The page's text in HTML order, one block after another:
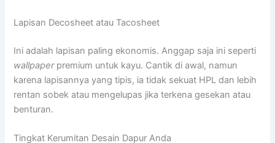
Lapisan Decosheet atau Tacosheet
Ini adalah lapisan paling ekonomis. Anggap saja ini seperti
wallpaperpremium untuk kayu. Cantik di awal, namun
karena lapisannya yang tipis, ia tidak sekuat HPL dan lebih
rentan sobek atau mengelupas jika terkena gesekan atau
benturan.
Tingkat Kerumitan Desain Dapur Anda